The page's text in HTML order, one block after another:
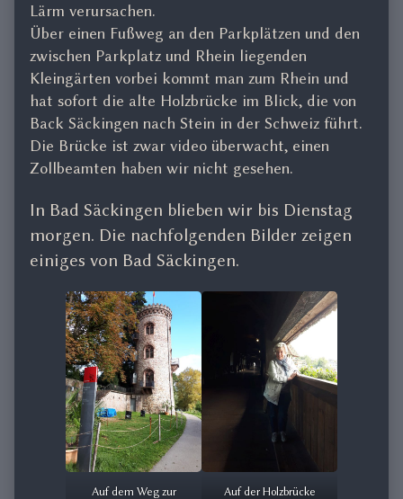
Lärm verursachen.
Über einen Fußweg an den Parkplätzen und den
zwischen Parkplatz und Rhein liegenden
Kleingärten vorbei kommt man zum Rhein und
hat sofort die alte Holzbrücke im Blick, die von
Back Säckingen nach Stein in der Schweiz führt.
Die Brücke ist zwar video überwacht, einen
Zollbeamten haben wir nicht gesehen.
In Bad Säckingen blieben wir bis Dienstag
morgen. Die nachfolgenden Bilder zeigen
einiges von Bad Säckingen.
Auf dem Weg zur
Auf der Holzbrücke